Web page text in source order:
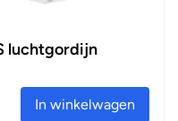
luchtgordijn
In winkelwagen